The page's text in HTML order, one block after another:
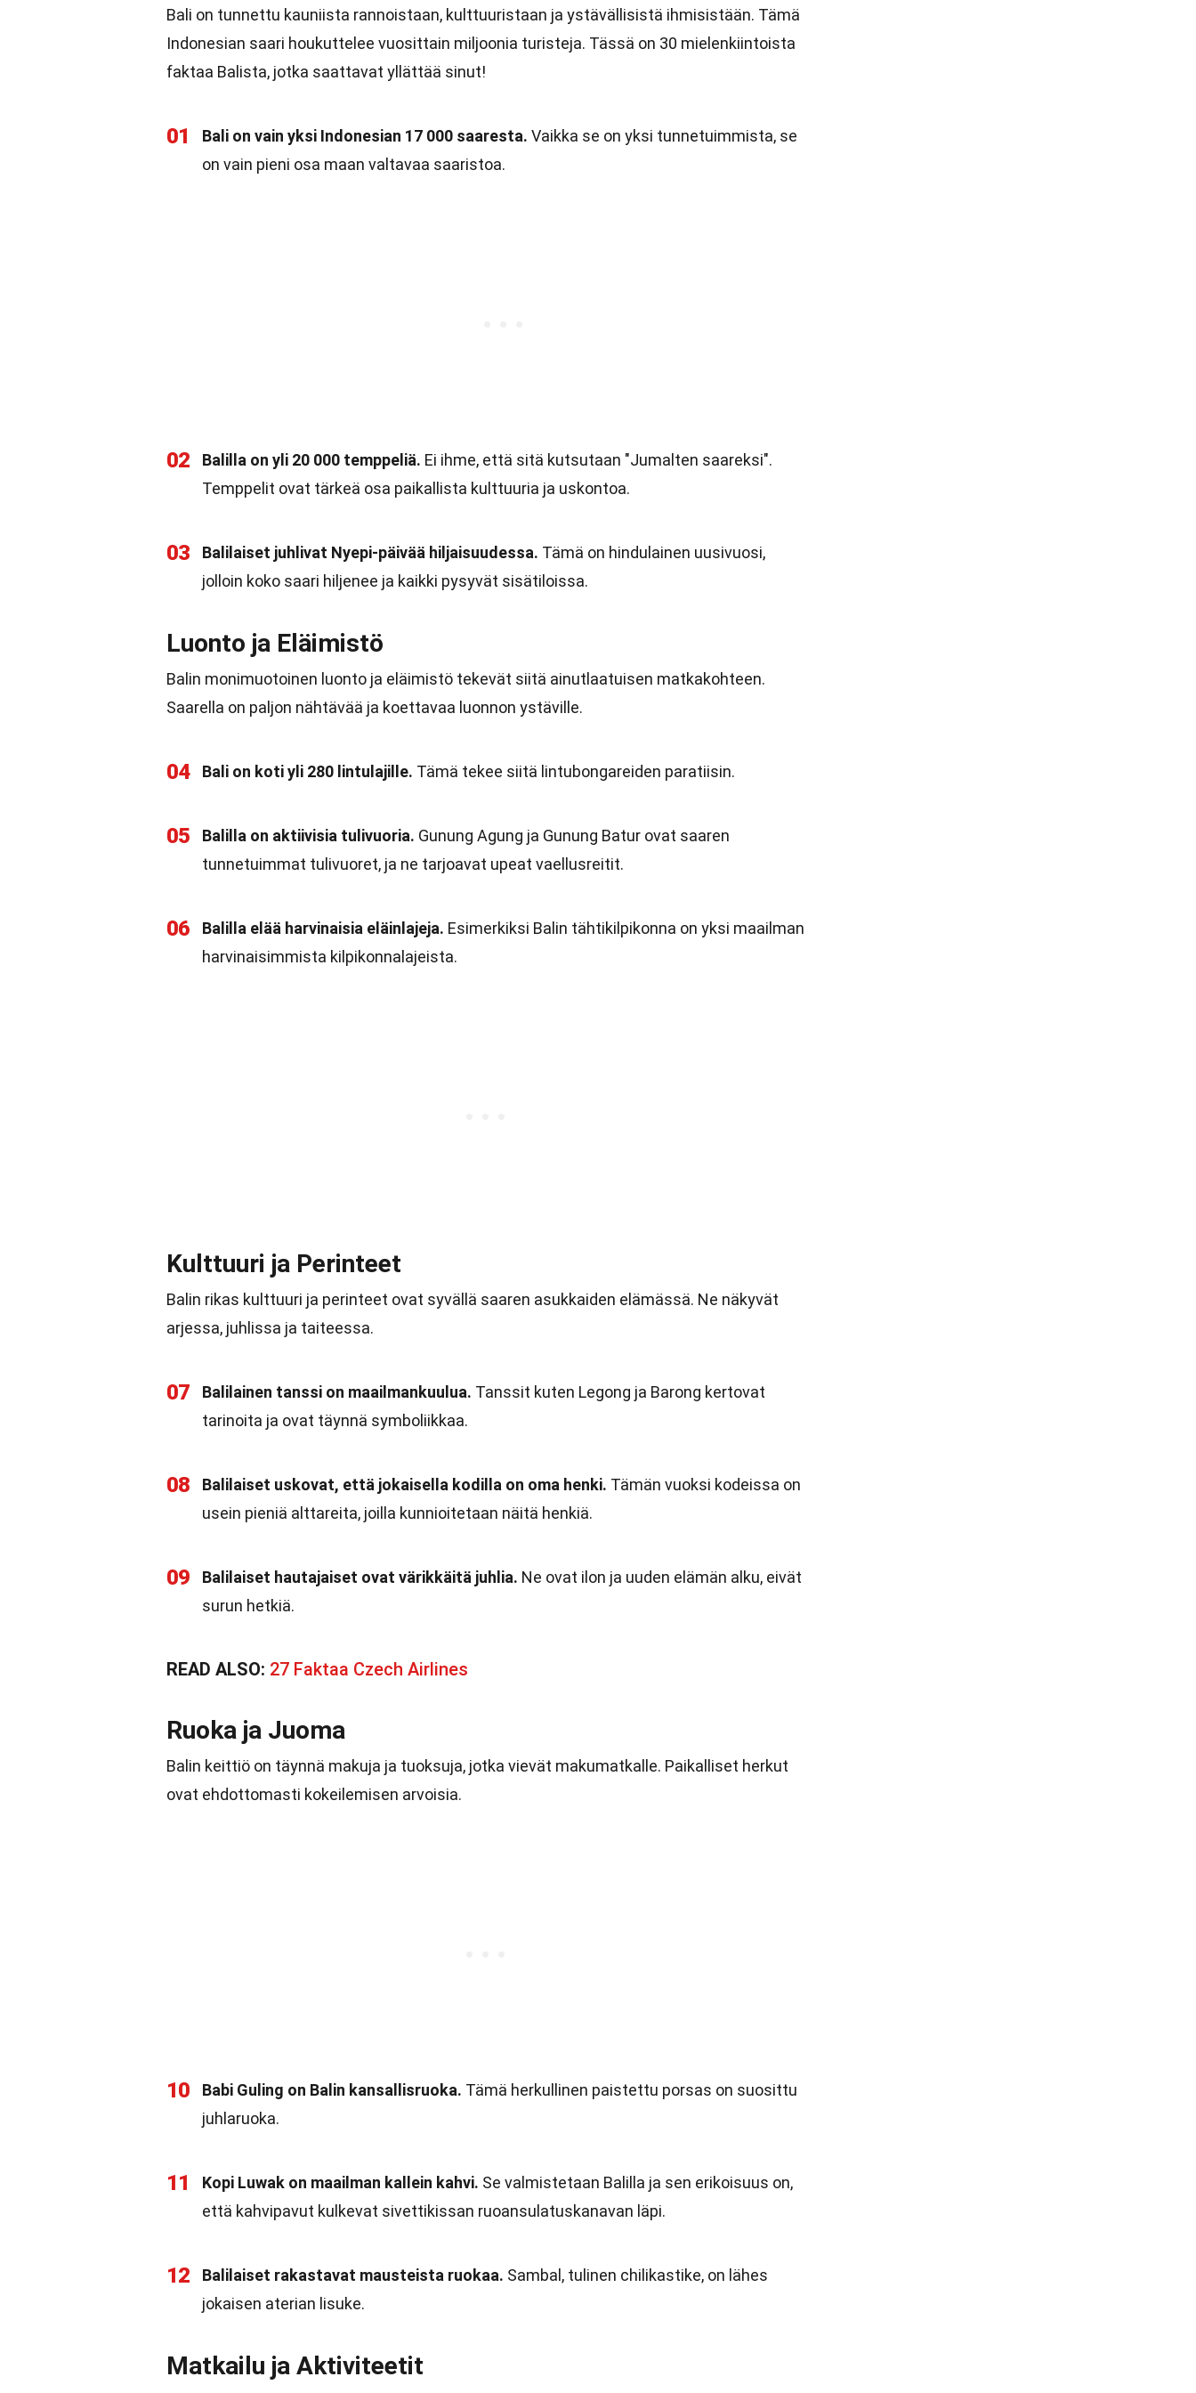
Bali on tunnettu kauniista rannoistaan, kulttuuristaan ja ystävällisistä ihmisistään. Tämä
Indonesian saari houkuttelee vuosittain miljoonia turisteja. Tässä on 30 mielenkiintoista
faktaa Balista, jotka saattavat yllättää sinut!
01 Bali on vain yksi Indonesian 17 000 saaresta. Vaikka se on yksi tunnetuimmista, se
on vain pieni osa maan valtavaa saaristoa.
02 Balilla on yli 20 000 temppeliä. Ei ihme, että sitä kutsutaan "Jumalten saareksi".
Temppelit ovat tärkeä osa paikallista kulttuuria ja uskontoa.
03 Balilaiset juhlivat Nyepi-päivää hiljaisuudessa. Tämä on hindulainen uusivuosi,
jolloin koko saari hiljenee ja kaikki pysyvät sisätiloissa.
Luonto ja Eläimistö
Balin monimuotoinen luonto ja eläimistö tekevät siitä ainutlaatuisen matkakohteen.
Saarella on paljon nähtävää ja koettavaa luonnon ystäville.
04 Bali on koti yli 280 lintulajille. Tämä tekee siitä lintubongareiden paratiisin.
05 Balilla on aktiivisia tulivuoria. Gunung Agung ja Gunung Batur ovat saaren
tunnetuimmat tulivuoret, ja ne tarjoavat upeat vaellusreitit.
06 Balilla elää harvinaisia eläinlajeja. Esimerkiksi Balin tähtikilpikonna on yksi maailman
harvinaisimmista kilpikonnalajeista.
Kulttuuri ja Perinteet
Balin rikas kulttuuri ja perinteet ovat syvällä saaren asukkaiden elämässä. Ne näkyvät
arjessa, juhlissa ja taiteessa.
07 Balilainen tanssi on maailmankuulua. Tanssit kuten Legong ja Barong kertovat
tarinoita ja ovat täynnä symboliikkaa.
08 Balilaiset uskovat, että jokaisella kodilla on oma henki. Tämän vuoksi kodeissa on
usein pieniä alttareita, joilla kunnioitetaan näitä henkiä.
09 Balilaiset hautajaiset ovat värikkäitä juhlia. Ne ovat ilon ja uuden elämän alku, eivät
surun hetkiä.
READ ALSO: 27 Faktaa Czech Airlines
Ruoka ja Juoma
Balin keittiö on täynnä makuja ja tuoksuja, jotka vievät makumatkalle. Paikalliset herkut
ovat ehdottomasti kokeilemisen arvoisia.
10 Babi Guling on Balin kansallisruoka. Tämä herkullinen paistettu porsas on suosittu
juhlaruoka.
11 Kopi Luwak on maailman kallein kahvi. Se valmistetaan Balilla ja sen erikoisuus on,
että kahvipavut kulkevat sivettikissan ruoansulatuskanavan läpi.
12 Balilaiset rakastavat mausteista ruokaa. Sambal, tulinen chilikastike, on lähes
jokaisen aterian lisuke.
Matkailu ja Aktiviteetit